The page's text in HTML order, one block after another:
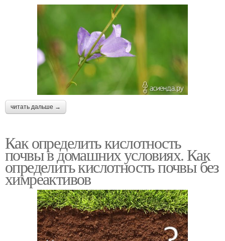
читать дальше →
Как определить кислотность
почвы в домашних условиях. Как
определить кислотность почвы без
химреактивов